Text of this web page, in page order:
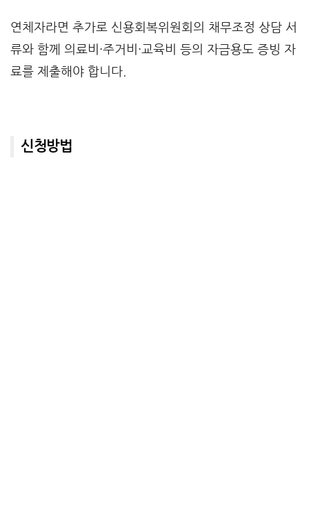
연체자라면 추가로 신용회복위원회의 채무조정 상담 서
류와 함께 의료비·주거비·교육비 등의 자금용도 증빙 자
료를 제출해야 합니다.
신청방법